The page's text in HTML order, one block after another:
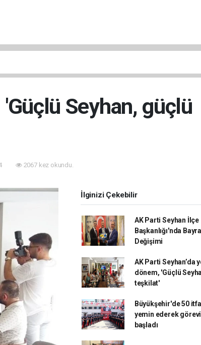
Seyhan, güçlü
2067 kez okundu.
İlginizi Çekebilir
AK Parti Seyhan İlçe
Başkanlığı'nda
Değişimi
AK Parti Seyhan’da
dönem, 'Güçlü
teşkilat'
Büyükşehir'de 50
yemin ederek
başladı